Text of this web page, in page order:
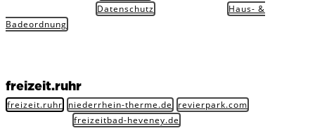
Datenschutz
Haus- &
Badeordnung
freizeit.ruhr
freizeit.ruhr niederrhein-therme.de
revierpark.com
freizeitbad-heveney.de